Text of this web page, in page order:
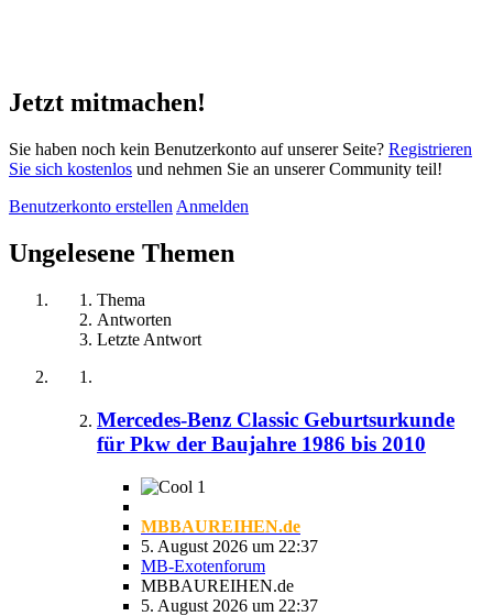
Jetzt mitmachen!
Sie haben noch kein Benutzerkonto auf unserer Seite? Registrieren
Sie sich kostenlos und nehmen Sie an unserer Community teil!
Benutzerkonto erstellen Anmelden
Ungelesene Themen
Thema
Antworten
Letzte Antwort
Mercedes-Benz Classic Geburtsurkunde
für Pkw der Baujahre 1986 bis 2010
1
MBBAUREIHEN.de
5. August 2026 um 22:37
MB-Exotenforum
MBBAUREIHEN.de
5. August 2026 um 22:37